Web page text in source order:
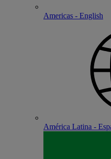
Americas - English
América Latina -